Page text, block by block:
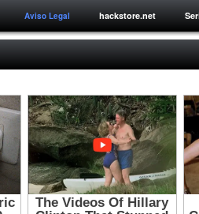
Aviso Legal hackstore.net